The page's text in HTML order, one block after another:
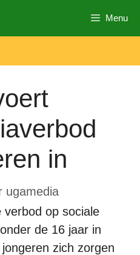
Menu
in
ugamedia
verbod op sociale
de 16 jaar in
zich zorgen